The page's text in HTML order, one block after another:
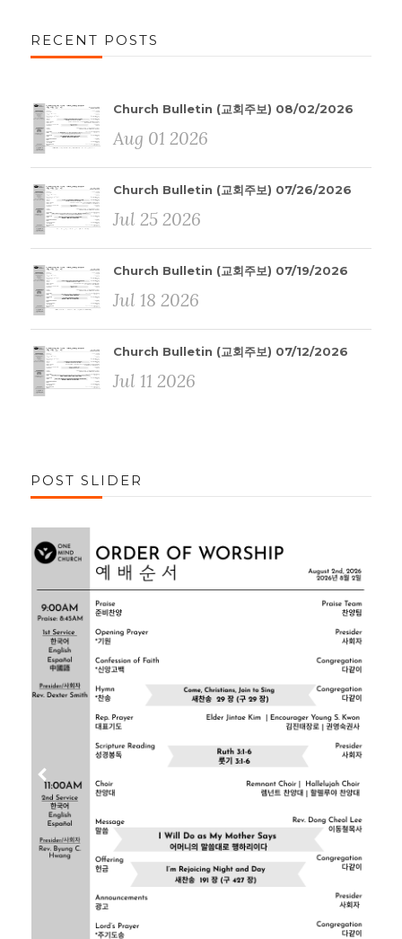
RECENT POSTS
Church Bulletin (교회주보) 08/02/2026
Aug 01 2026
Church Bulletin (교회주보) 07/26/2026
Jul 25 2026
Church Bulletin (교회주보) 07/19/2026
Jul 18 2026
Church Bulletin (교회주보) 07/12/2026
Jul 11 2026
POST SLIDER